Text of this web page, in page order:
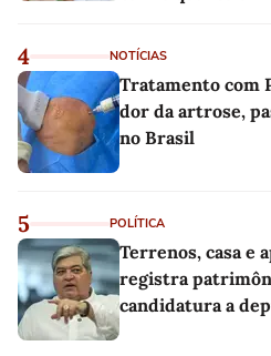
4 NOTÍCIAS
Tratamento com
dor da artrose,
no Brasil
5 POLÍTICA
Terrenos, casa e
registra
candidatura a